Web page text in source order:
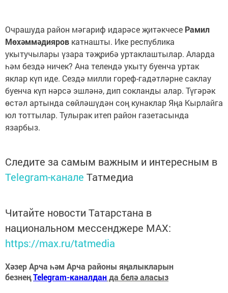
Очрашуда район мәгариф идарәсе җитәкчесе Рамил
Мөхәммәдияров катнашты. Ике республика
укытучылары үзара тәҗрибә уртаклаштылар. Аларда
һәм бездә ничек? Ана телендә укыту буенча уртак
яклар күп иде. Сездә милли гореф-гадәтләрне саклау
буенча күп нәрсә эшләнә, дип сокланды алар. Түгәрәк
өстәл артында сөйләшүдән соң кунаклар Яңа Кырлайга
юл тоттылар. Тулырак итеп район газетасында
язарбыз.
Следите за самым важным и интересным в
Telegram-канале Татмедиа
Читайте новости Татарстана в
национальном мессенджере MАХ:
https://max.ru/tatmedia
Хәзер Арча һәм Арча районы яңалыкларын
безнеңTelegram-каналданда белә аласыз